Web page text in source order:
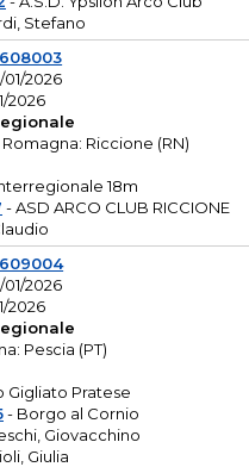
Stefano
01/2026
2026
Romagna: Riccione (RN)
18m
- ASD ARCO CLUB RICCIONE
01/2026
2026
Pescia (PT)
Gigliato Pratese
- Borgo al Cornio
Giovacchino
Giulia